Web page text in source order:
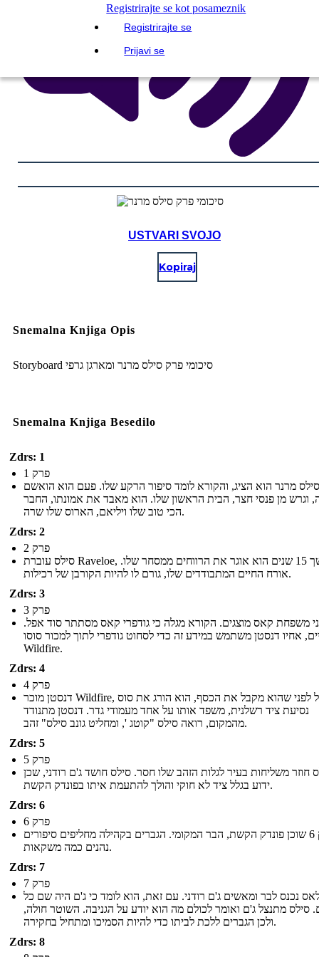
Registrirajte se kot posameznik
Registrirajte se
Prijavi se
USTVARI SVOJO
Kopiraj
Snemalna Knjiga Opis
Storyboard סיכומי פרק סילס מרנר ומארגן גרפי
Snemalna Knjiga Besedilo
Zdrs: 1
פרק 1
סילס מרנר הוא הציג, והקורא לומד סיפור הרקע שלו. פעם הוא הואשם
וגרש מן פנסי חצר, הבית הראשון שלו. הוא מאבד את אמונתו, החבר
הכי טוב שלו ויליאם, הארוס שלו שרה.
Zdrs: 2
פרק 2
סילס עוברת Raveloe, ובמשך 15 שנים הוא אוגר את הרווחים ממסחר שלו.
אורח החיים המתבודדים שלו, גורם לו להיות הקורבן של רכילות.
Zdrs: 3
פרק 3
משפחת קאס מוצגים. הקורא מגלה כי גודפרי קאס מסתתר סוד אפל.
אחיו דנסטן משתמש במידע זה כדי לסחוט גודפרי לתוך למכור סוסו,
Wildfire.
Zdrs: 4
פרק 4
דנסטן מוכר Wildfire, אבל לפני שהוא מקבל את הכסף, הוא הורג את סוס
נסיעת ציד רשלנית, משפד אותו על אחד מעמודי גדר. דנסטן מתנודד
מהמקום, רואה סילס "קוטג ', ומחליט גונב סילס" זהב.
Zdrs: 5
פרק 5
חוזר משליחות בעיר לגלות הזהב שלו חסר. סילס חושד ג'ם רודני, שכן
ידוע בגלל ציד לא חוקי והולך להתעמת איתו בפונדק הקשת.
Zdrs: 6
פרק 6
פרק 6 שוכן פונדק הקשת, הבר המקומי. הגברים בקהילה מחליפים סיפורים
נהנים כמה משקאות.
Zdrs: 7
פרק 7
נכנס לבר ומאשים ג'ם רודני. עם זאת, הוא לומד כי ג'ם היה שם כל
סילס מתנצל ג'ם ואומר לכולם מה הוא יודע על הגניבה. השוטר חולה,
ולכן הגברים ללכת לביתו כדי להיות הסמיכו ומתחיל בחקירה.
Zdrs: 8